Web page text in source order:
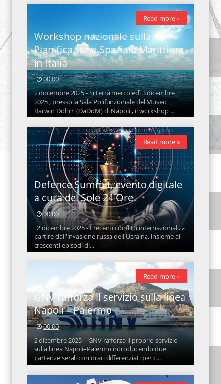
Workshop nazionale sulla
Pianificazione Spaziale Marittima
in Italia
00:00
2 docembre 2025 - Si terrà mercoledì 3 dicembre
2025 , presso la Sala Polifunzionale del Museo
Darwin Dohrn (DaDoM) di Napoli , il workshop ...
Read more »
Defence Summit, evento digitale
a cura del Sole 24 Ore
00:00
2 dicembre 2025 - I recenti conflitti internazionali, a
partire dall'invasione russa dell'Ucraina, insieme ai
crescenti episodi di...
Read more »
GNV rafforza il servizio sulla linea
Napoli – Palermo
00:00
2 dicembre 2025 – GNV rafforza il proprio servizio
sulla linea Napoli–Palermo introducendo due
partenze serali con orari differenziati per c...
Read more »